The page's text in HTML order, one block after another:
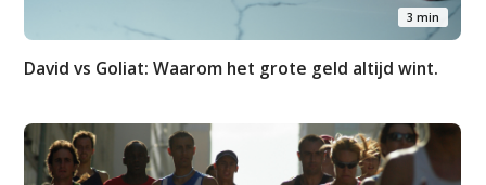
3 min
David vs Goliat: Waarom het grote geld altijd wint.